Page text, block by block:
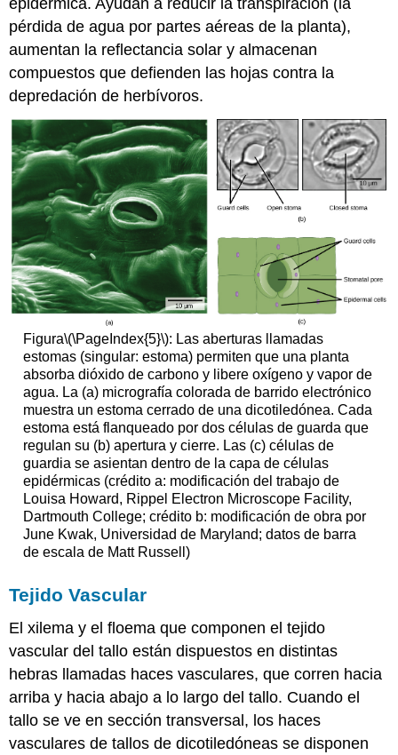
pérdida de agua por partes aéreas de la planta),
aumentan la reflectancia solar y almacenan
compuestos que defienden las hojas contra la
depredación de herbívoros.
Figura\(\PageIndex{5}\): Las aberturas llamadas
estomas (singular: estoma) permiten que una planta
absorba dióxido de carbono y libere oxígeno y vapor de
agua. La (a) micrografía colorada de barrido electrónico
muestra un estoma cerrado de una dicotiledónea. Cada
estoma está flanqueado por dos células de guarda que
regulan su (b) apertura y cierre. Las (c) células de
guardia se asientan dentro de la capa de células
epidérmicas (crédito a: modificación del trabajo de
Louisa Howard, Rippel Electron Microscope Facility,
Dartmouth College; crédito b: modificación de obra por
June Kwak, Universidad de Maryland; datos de barra
de escala de Matt Russell)
Tejido Vascular
El xilema y el floema que componen el tejido
vascular del tallo están dispuestos en distintas
hebras llamadas haces vasculares, que corren hacia
arriba y hacia abajo a lo largo del tallo. Cuando el
tallo se ve en sección transversal, los haces
vasculares de tallos de dicotiledóneas se disponen